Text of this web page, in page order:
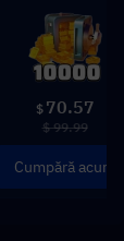
$ 70.57
$ 99.99
Cumpără acum